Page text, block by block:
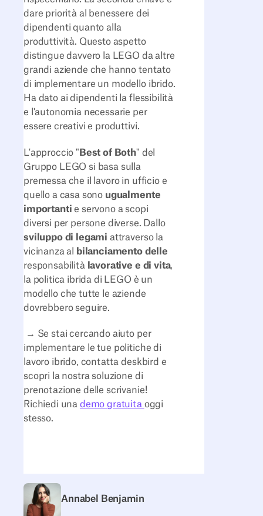
dare priorità al benessere dei
dipendenti quanto alla
produttività. Questo aspetto
distingue davvero la LEGO da altre
grandi aziende che hanno tentato
di implementare un modello ibrido.
Ha dato ai dipendenti la flessibilità
e l'autonomia necessarie per
essere creativi e produttivi.
L'approccio " Best of Both" del
Gruppo LEGO si basa sulla
premessa che il lavoro in ufficio e
quello a casa sono ugualmente
importanti e servono a scopi
diversi per persone diverse. Dallo
sviluppo di legami attraverso la
vicinanza al
bilanciamento delle
responsabilità lavorative e di vita,
la politica ibrida di LEGO è un
modello che tutte le aziende
dovrebbero seguire.
→ Se stai cercando aiuto per
implementare le tue politiche di
lavoro ibrido, contatta deskbird e
scopri la nostra soluzione di
prenotazione delle scrivanie!
Richiedi una demo gratuita oggi
stesso.
Annabel Benjamin